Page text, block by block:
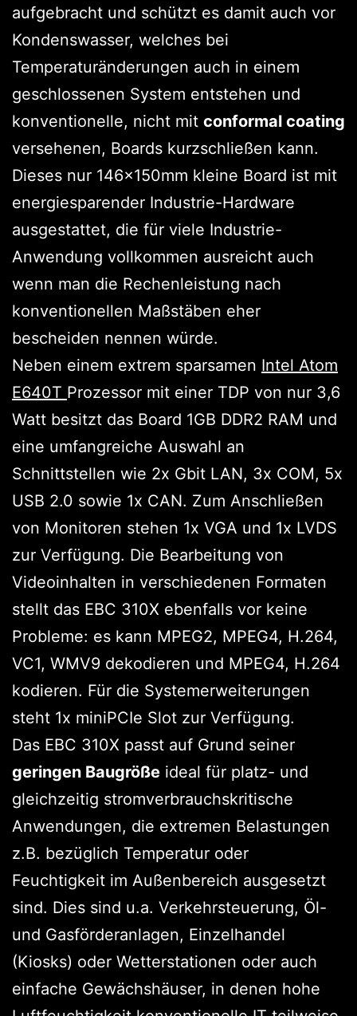
aufgebracht und schützt es damit auch vor
Kondenswasser, welches bei
Temperaturänderungen auch in einem
geschlossenen System entstehen und
konventionelle, nicht mit conformal coating
versehenen, Boards kurzschließen kann.
Dieses nur 146x150mm kleine Board ist mit
energiesparender Industrie-Hardware
ausgestattet, die für viele Industrie-
Anwendung vollkommen ausreicht auch
wenn man die Rechenleistung nach
konventionellen Maßstäben eher
bescheiden nennen würde.
Neben einem extrem sparsamen Intel Atom
E640T Prozessor mit einer TDP von nur 3,6
Watt besitzt das Board 1GB DDR2 RAM und
eine umfangreiche Auswahl an
Schnittstellen wie 2x Gbit LAN, 3x COM, 5x
USB 2.0 sowie 1x CAN. Zum Anschließen
von Monitoren stehen 1x VGA und 1x LVDS
zur Verfügung. Die Bearbeitung von
Videoinhalten in verschiedenen Formaten
stellt das EBC 310X ebenfalls vor keine
Probleme: es kann MPEG2, MPEG4, H.264,
VC1, WMV9 dekodieren und MPEG4, H.264
kodieren. Für die Systemerweiterungen
steht 1x miniPCIe Slot zur Verfügung.
Das EBC 310X passt auf Grund seiner
geringen Baugröße ideal für platz- und
gleichzeitig stromverbrauchskritische
Anwendungen, die extremen Belastungen
z.B. bezüglich Temperatur oder
Feuchtigkeit im Außenbereich ausgesetzt
sind. Dies sind u.a. Verkehrsteuerung, Öl-
und Gasförderanlagen, Einzelhandel
(Kiosks) oder Wetterstationen oder auch
einfache Gewächshäuser, in denen hohe